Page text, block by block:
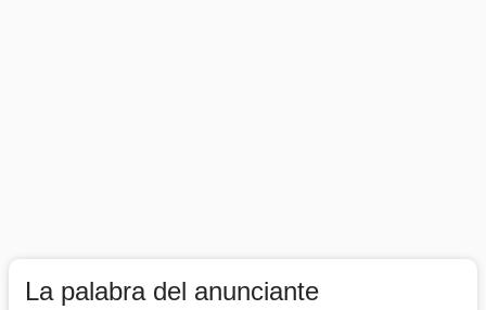
La palabra del anunciante